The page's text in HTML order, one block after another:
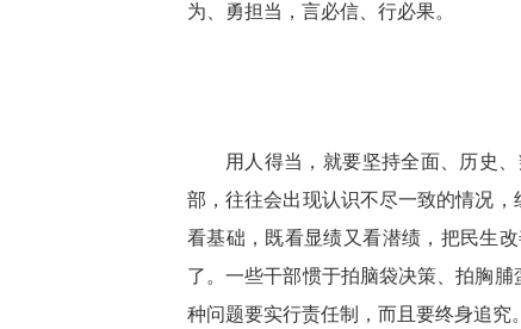
为、勇担当，言必信、行必果。
用人得当，就要坚持全面、历史
部，往往会出现认识不尽一致的情况
看基础，既看显绩又看潜绩，把民生
了。一些干部惯于拍脑袋决策、拍胸
种问题要实行责任制，而且要终身追究。